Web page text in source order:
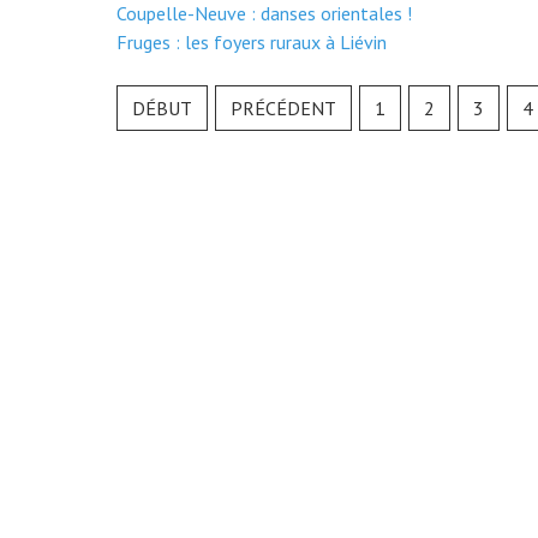
Coupelle-Neuve : danses orientales !
Fruges : les foyers ruraux à Liévin
DÉBUT PRÉCÉDENT 1 2 3 4